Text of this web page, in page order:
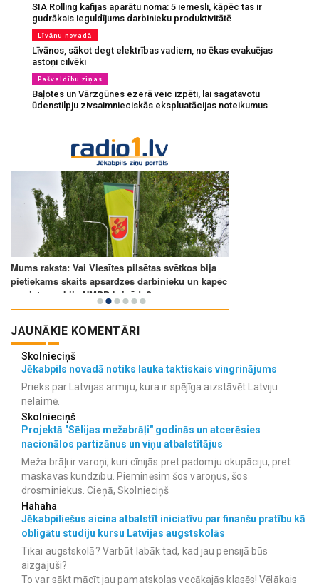
SIA Rolling kafijas aparātu noma: 5 iemesli, kāpēc tas ir
gudrākais ieguldījums darbinieku produktivitātē
Līvānu novadā
Līvānos, sākot degt elektrības vadiem, no ēkas evakuējas
astoņi cilvēki
Pašvaldību ziņas
Baļotes un Vārzgūnes ezerā veic izpēti, lai sagatavotu
ūdenstilpju zivsaimnieciskās ekspluatācijas noteikumus
JAUNĀKIE KOMENTĀRI
Skolnieciņš
Jēkabpils novadā notiks lauka taktiskais vingrinājums
Prieks par Latvijas armiju, kura ir spējīga aizstāvēt Latviju
nelaimē.
Skolnieciņš
Projektā "Sēlijas mežabrāļi" godinās un atcerēsies
nacionālos partizānus un viņu atbalstītājus
Meža brāļi ir varoņi, kuri cīnijās pret padomju okupāciju, pret
maskavas kundzību. Pieminēsim šos varoņus, šos
drosminiekus. Cieņā, Skolnieciņš
Hahaha
Jēkabpiliešus aicina atbalstīt iniciatīvu par finanšu pratību kā
obligātu studiju kursu Latvijas augstskolās
Tikai augstskolā? Varbūt labāk tad, kad jau pensijā būs
aizgājuši?
To var sākt mācīt jau pamatskolas vecākajās klasēs! Vēlākais